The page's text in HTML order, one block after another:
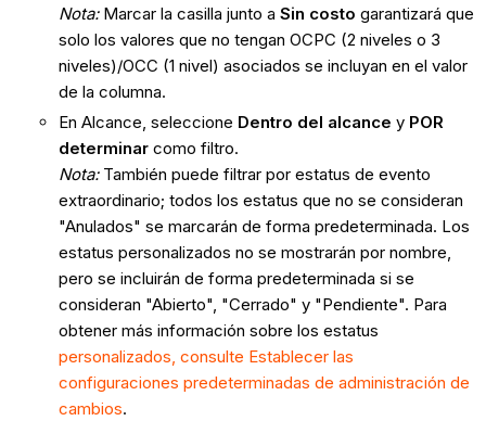
Nota:Marcar la casilla junto a Sin costo garantizará que
solo los valores que no tengan OCPC (2 niveles o 3
niveles)/OCC (1 nivel) asociados se incluyan en el valor
de la columna.
En Alcance, seleccione Dentro del alcance y POR
determinarcomo filtro.
Nota:También puede filtrar por estatus de evento
extraordinario; todos los estatus que no se consideran
"Anulados" se marcarán de forma predeterminada. Los
estatus personalizados no se mostrarán por nombre,
pero se incluirán de forma predeterminada si se
consideran "Abierto", "Cerrado" y "Pendiente". Para
obtener más información sobre los estatus
personalizados, consulte Establecer las
configuraciones predeterminadas de administración de
cambios.